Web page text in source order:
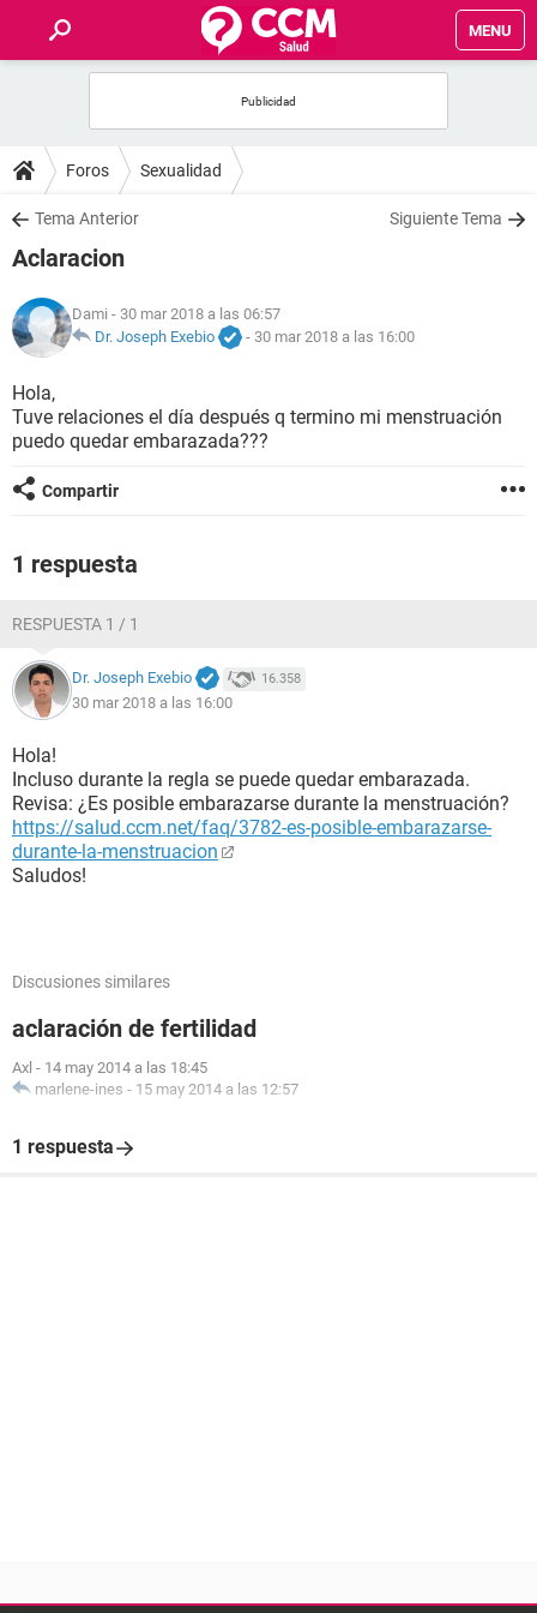
MENU
FOROS
SALUD
NUTRICIÓN
BIENESTAR
Foros Sexualidad
Tema Anterior Siguiente Tema
Aclaracion
Dami - 30 mar 2018 a las 06:57
Dr. Joseph Exebio
- 30 mar 2018 a las 16:00
Hola,
Tuve relaciones el día después q termino mi menstruación
puedo quedar embarazada???
Compartir
1 respuesta
RESPUESTA 1 / 1
Dr. Joseph Exebio 16.358
30 mar 2018 a las 16:00
Hola!
Incluso durante la regla se puede quedar embarazada.
Revisa: ¿Es posible embarazarse durante la menstruación?
https://salud.ccm.net/faq/3782-es-posible-embarazarse-
durante-la-menstruacion
Saludos!
Discusiones similares
aclaración de fertilidad
Axl - 14 may 2014 a las 18:45
marlene-ines - 15 may 2014 a las 12:57
1 respuesta